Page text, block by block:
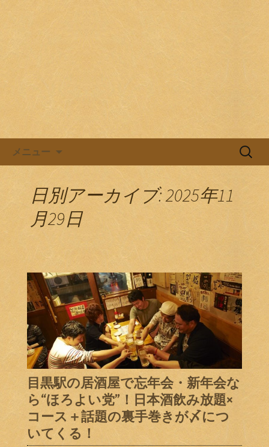
メニュー
検
日別アーカイブ: 2025年11
月29日
目黒駅の居酒屋で忘年会・新年会な
ら“ほろよい党”！日本酒飲み放題×
コース＋話題の裏手巻きが〆につ
いてくる！